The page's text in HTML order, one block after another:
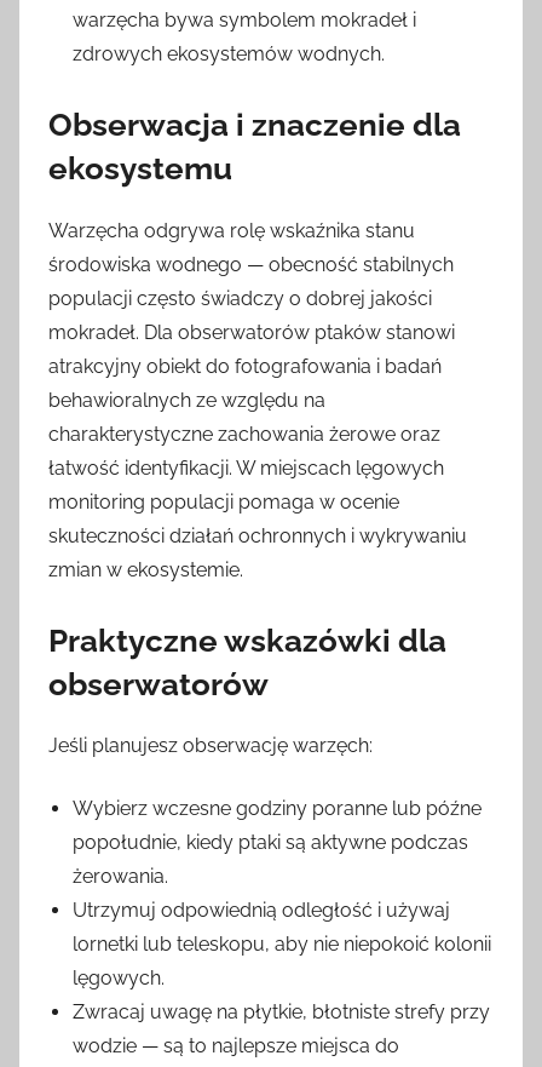
warzęcha bywa symbolem mokradeł i
zdrowych ekosystemów wodnych.
Obserwacja i znaczenie dla
ekosystemu
Warzęcha odgrywa rolę wskaźnika stanu
środowiska wodnego — obecność stabilnych
populacji często świadczy o dobrej jakości
mokradeł. Dla obserwatorów ptaków stanowi
atrakcyjny obiekt do fotografowania i badań
behawioralnych ze względu na
charakterystyczne zachowania żerowe oraz
łatwość identyfikacji. W miejscach lęgowych
monitoring populacji pomaga w ocenie
skuteczności działań ochronnych i wykrywaniu
zmian w ekosystemie.
Praktyczne wskazówki dla
obserwatorów
Jeśli planujesz obserwację warzęch:
Wybierz wczesne godziny poranne lub późne
popołudnie, kiedy ptaki są aktywne podczas
żerowania.
Utrzymuj odpowiednią odległość i używaj
lornetki lub teleskopu, aby nie niepokoić kolonii
lęgowych.
Zwracaj uwagę na płytkie, błotniste strefy przy
wodzie — są to najlepsze miejsca do